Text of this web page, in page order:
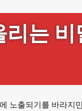
는
노출되기를 바라지